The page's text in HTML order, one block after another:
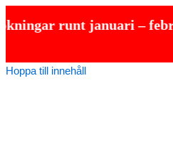
januari – februari 2027
Hoppa till innehåll